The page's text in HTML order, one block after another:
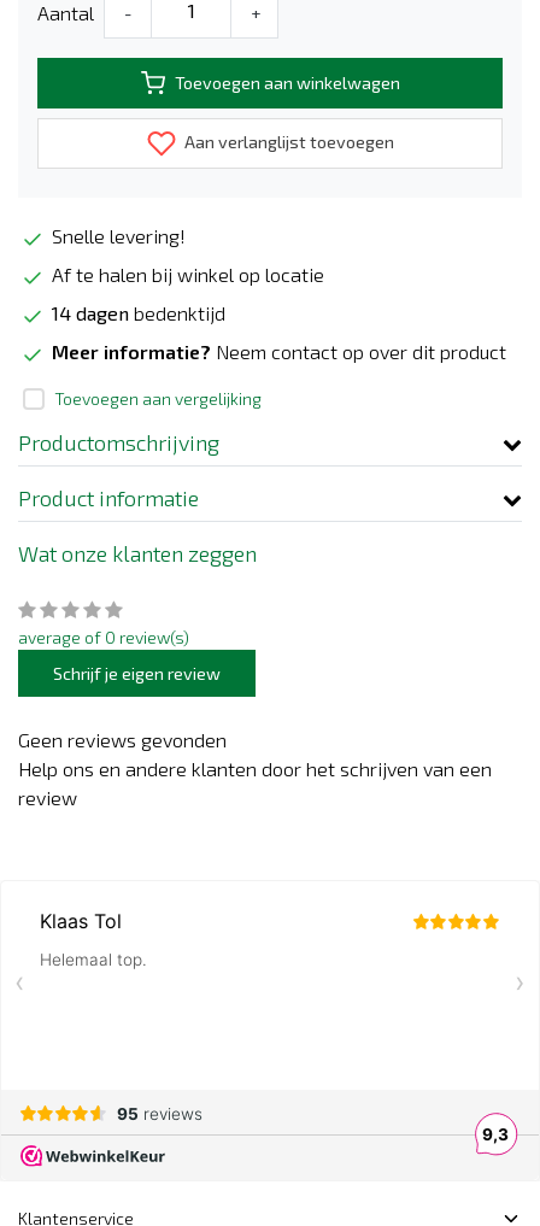
Aantal - +
Toevoegen aan winkelwagen
Aan verlanglijst toevoegen
Snelle levering!
Af te halen bij winkel op locatie
14 dagen bedenktijd
Meer informatie? Neem contact op over dit product
Toevoegen aan vergelijking
Productomschrijving
Product informatie
Wat onze klanten zeggen
average of 0 review(s)
Schrijf je eigen review
Geen reviews gevonden
Help ons en andere klanten door het schrijven van een
review
Klantenservice